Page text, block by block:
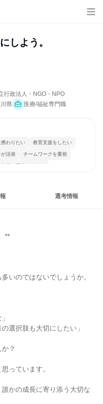
しよう。
行政法人・NGO・NPO
県 医療/福祉専門職
わりたい 教育支援をしたい
活発 チームワークを重視
社に居続けられる
選考情報
**
いのではないでしょうか。
選択肢も大切にしたい」
？
っています。
誰かの成長に寄り添う大切な